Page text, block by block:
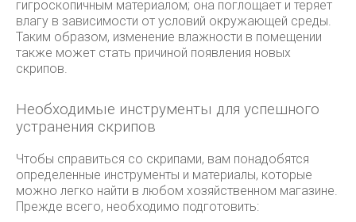
гигроскопичным материалом; она поглощает и теряет
влагу в зависимости от условий окружающей среды.
Таким образом, изменение влажности в помещении
также может стать причиной появления новых
скрипов.
Необходимые инструменты для успешного
устранения скрипов
Чтобы справиться со скрипами, вам понадобятся
определенные инструменты и материалы, которые
можно легко найти в любом хозяйственном магазине.
Прежде всего, необходимо подготовить: